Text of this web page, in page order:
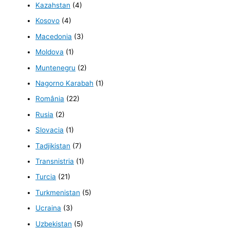
Kazahstan (4)
Kosovo (4)
Macedonia (3)
Moldova (1)
Muntenegru (2)
Nagorno Karabah (1)
România (22)
Rusia (2)
Slovacia (1)
Tadjikistan (7)
Transnistria (1)
Turcia (21)
Turkmenistan (5)
Ucraina (3)
Uzbekistan (5)